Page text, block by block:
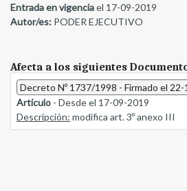
Entrada en vigenciael 17-09-2019
Autor/es: PODER EJECUTIVO
Afecta a los siguientes
Decreto Nº 1737/1998 - Firmado el
Artículo - Desde el 17-09-2019
Descripción: modifica art. 3º anexo III